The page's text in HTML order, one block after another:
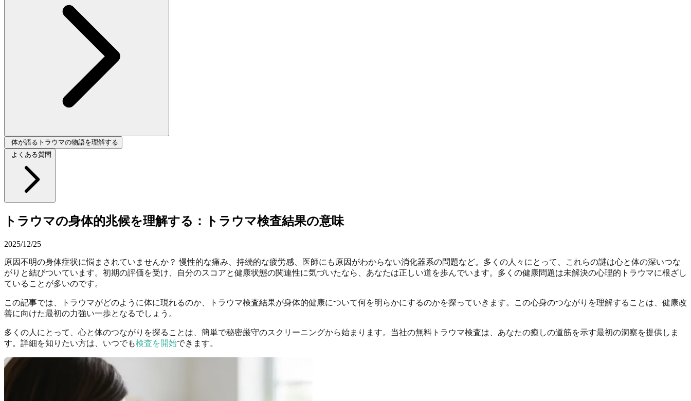
体が語るトラウマの物語を理解する
よくある質問
トラウマの身体的兆候を理解する：トラウマ検査結果の意味
2025/12/25
原因不明の身体症状に悩まされていませんか？ 慢性的な痛み、持続的な疲労感、医師にも原因がわからない消化器系の問題など。多くの人々にとって、これらの謎は心と体の深いつな
がりと結びついています。初期の評価を受け、自分のスコアと健康状態の関連性に気づいたなら、あなたは正しい道を歩んでいます。多くの健康問題は未解決の心理的トラウマに根ざし
ていることが多いのです。
この記事では、トラウマがどのように体に現れるのか、トラウマ検査結果が身体的健康について何を明らかにするのかを探っていきます。この心身のつながりを理解することは、健康改
善に向けた最初の力強い一歩となるでしょう。
多くの人にとって、心と体のつながりを探ることは、簡単で秘密厳守のスクリーニングから始まります。当社の無料トラウマ検査は、あなたの癒しの道筋を示す最初の洞察を提供しま
す。詳細を知りたい方は、いつでも検査を開始できます。